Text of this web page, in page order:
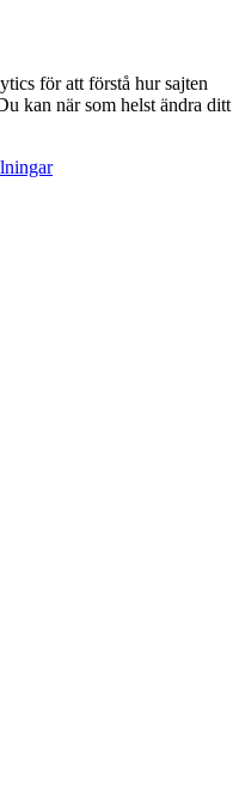
för att förstå hur sajten
kan när som helst ändra ditt